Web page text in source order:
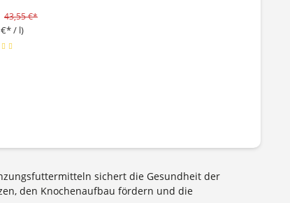
43,55 €*
€* / l)
sichert die Gesundheit der
den Knochenaufbau fördern und die